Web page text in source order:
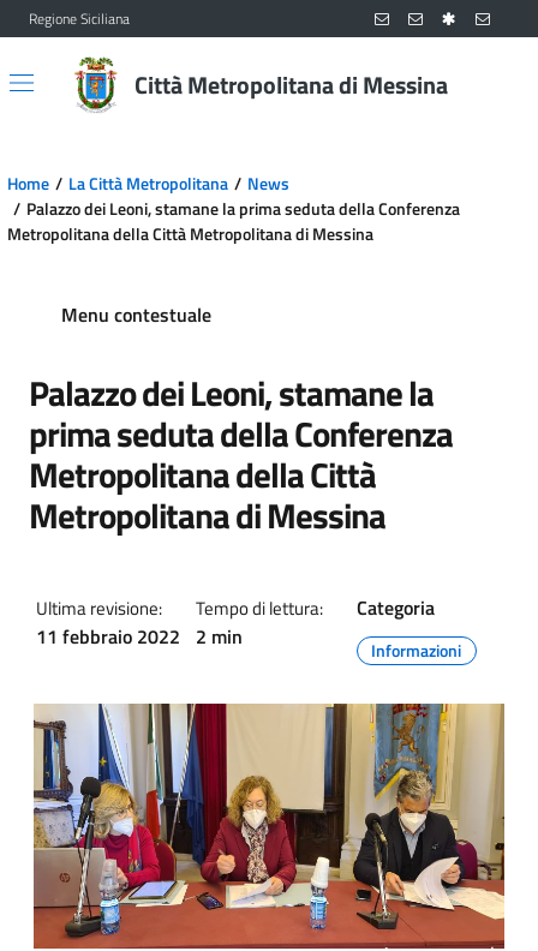
Vai al contenuto principale
Vai al menu principale
Regione Siciliana
Città Metropolitana di Messina
Home La Città Metropolitana
News
Palazzo dei Leoni, stamane la prima seduta della Conferenza
Metropolitana della Città Metropolitana di Messina
Menu contestuale
Palazzo dei Leoni, stamane la
prima seduta della Conferenza
Metropolitana della Città
Metropolitana di Messina
Ultima revisione:
11 febbraio 2022
Tempo di lettura:
2 min
Categoria
Informazioni